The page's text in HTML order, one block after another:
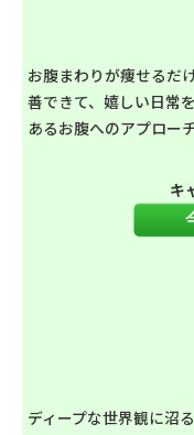
お腹まわりが痩せるだ
善できて、嬉しい日常
あるお腹へのアプロー
キ
ディープな世界観に沼